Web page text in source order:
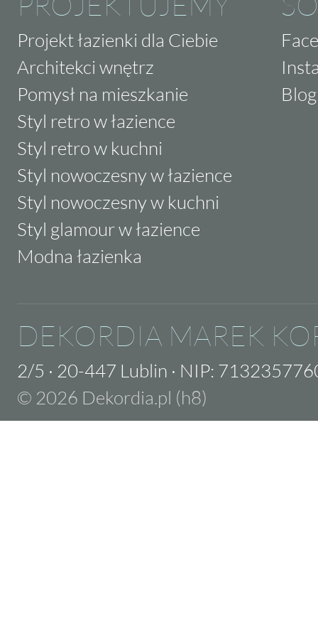
Projekt łazienki dla Ciebie
Architekci wnętrz
Pomysł na mieszkanie
Styl retro w łazience
Styl retro w kuchni
Styl nowoczesny w łazience
Styl nowoczesny w kuchni
Styl glamour w łazience
Modna łazienka
Blog
DEKORDIA MAREK
2/5 · 20-447 Lublin · NIP:
© 2026 Dekordia.pl (h8)